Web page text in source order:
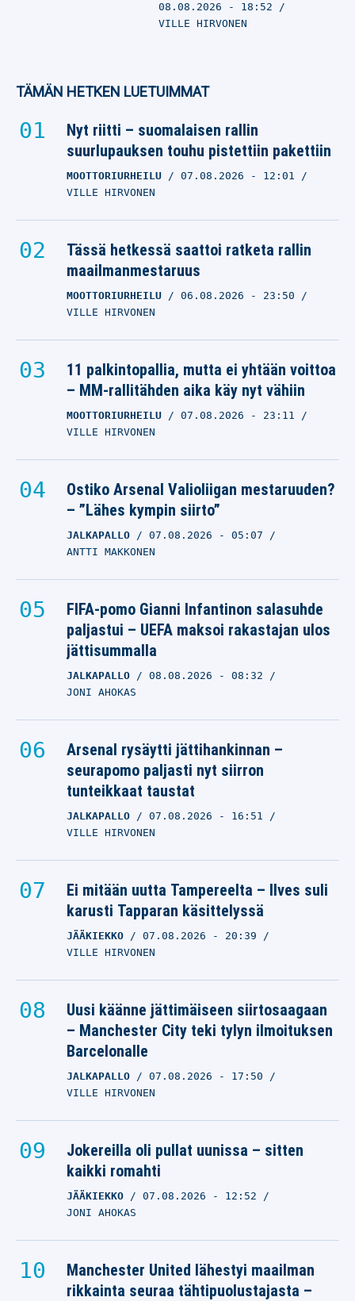
08.08.2026 - 18:52
VILLE HIRVONEN
TÄMÄN HETKEN LUETUIMMAT
Nyt riitti – suomalaisen rallin
suurlupauksen touhu pistettiin pakettiin
MOOTTORIURHEILU 07.08.2026 - 12:01
VILLE HIRVONEN
Tässä hetkessä saattoi ratketa rallin
maailmanmestaruus
MOOTTORIURHEILU 06.08.2026 - 23:50
VILLE HIRVONEN
11 palkintopallia, mutta ei yhtään voittoa
– MM-rallitähden aika käy nyt vähiin
MOOTTORIURHEILU 07.08.2026 - 23:11
VILLE HIRVONEN
Ostiko Arsenal Valioliigan mestaruuden?
– ”Lähes kympin siirto”
JALKAPALLO 07.08.2026 - 05:07
ANTTI MAKKONEN
FIFA-pomo Gianni Infantinon salasuhde
paljastui – UEFA maksoi rakastajan ulos
jättisummalla
JALKAPALLO 08.08.2026 - 08:32
JONI AHOKAS
Arsenal rysäytti jättihankinnan –
seurapomo paljasti nyt siirron
tunteikkaat taustat
JALKAPALLO 07.08.2026 - 16:51
VILLE HIRVONEN
Ei mitään uutta Tampereelta – Ilves suli
karusti Tapparan käsittelyssä
JÄÄKIEKKO 07.08.2026 - 20:39
VILLE HIRVONEN
Uusi käänne jättimäiseen siirtosaagaan
– Manchester City teki tylyn ilmoituksen
Barcelonalle
JALKAPALLO 07.08.2026 - 17:50
VILLE HIRVONEN
Jokereilla oli pullat uunissa – sitten
kaikki romahti
JÄÄKIEKKO 07.08.2026 - 12:52
JONI AHOKAS
Manchester United lähestyi maailman
rikkainta seuraa tähtipuolustajasta –